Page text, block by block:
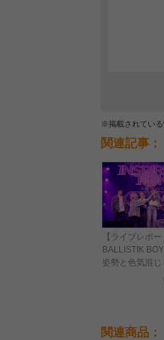
※掲載されている
関連記事：
【ライブレポー
BALLISTIK
姿勢と色気混じ
ジで気持ちを
関連商品：